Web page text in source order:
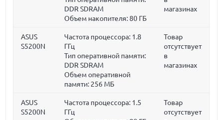
DDR SDRAM
Объем накопителя:80 ГБ
магазинах
ASUS
S5200N
Частота процессора: 1.8
ГГц
Тип оперативной памяти:
DDR SDRAM
Объем оперативной
памяти: 256 МБ
Товар
отсутствует
в
магазинах
ASUS
S5200N
Частота процессора: 1.5
ГГц
Товар
отсутствует